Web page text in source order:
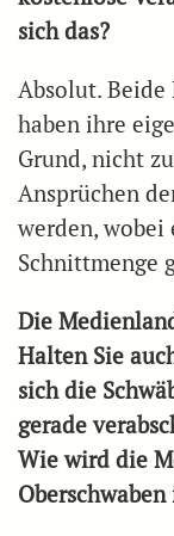
sich das?
Absolut.
haben ihre
Grund, nicht
Ansprüchen
werden, wobei
Schnittmenge
Die
Halten Sie
sich die
gerade
Wie wird die